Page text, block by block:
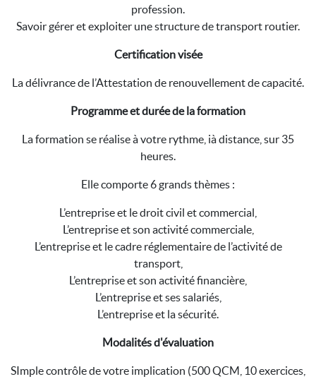
profession.
Savoir gérer et exploiter une structure de transport routier.
Certification visée
La délivrance de l’Attestation de renouvellement de capacité.
Programme et durée de la formation
La formation se réalise à votre rythme, ià distance, sur 35
heures.
Elle comporte 6 grands thèmes :
L’entreprise et le droit civil et commercial,
L’entreprise et son activité commerciale,
L’entreprise et le cadre réglementaire de l’activité de
transport,
L’entreprise et son activité financière,
L’entreprise et ses salariés,
L’entreprise et la sécurité.
Modalités d'évaluation
SImple contrôle de votre implication (500 QCM, 10 exercices,